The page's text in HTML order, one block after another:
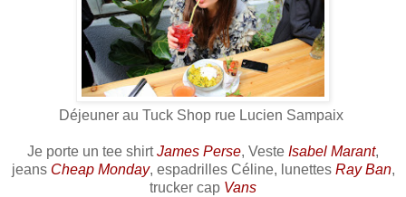
Déjeuner au Tuck Shop rue Lucien Sampaix
Je porte un tee shirt James Perse, Veste Isabel Marant,
jeans Cheap Monday, espadrilles Céline, lunettes Ray Ban,
trucker cap Vans